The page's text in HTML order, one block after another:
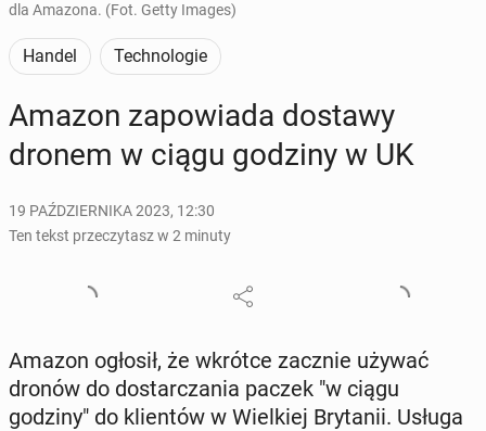
dla Amazona. (Fot. Getty Images)
Handel Technologie
Amazon za­po­wia­da dostawy
dronem w ciągu godziny w UK
19 PAŹDZIERNIKA 2023, 12:30
Ten tekst przeczytasz w 2 minuty
Amazon ogłosił, że wkrótce zacznie używać
dronów do do­star­cza­nia paczek "w ciągu
godziny" do klien­tów w Wiel­kiej Bry­ta­nii. Usługa